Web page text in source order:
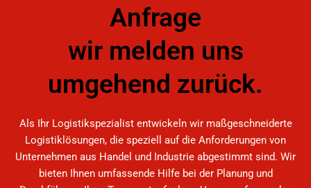
Anfrage
wir melden uns
umgehend zurück.
Als Ihr Logistikspezialist entwickeln wir maßgeschneiderte
Logistiklösungen, die speziell auf die Anforderungen von
Unternehmen aus Handel und Industrie abgestimmt sind. Wir
bieten Ihnen umfassende Hilfe bei der Planung und